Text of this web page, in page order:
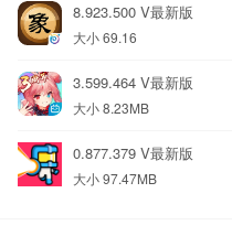
8.923.500 V最新版
大小 69.16
3.599.464 V最新版
大小 8.23MB
0.877.379 V最新版
大小 97.47MB